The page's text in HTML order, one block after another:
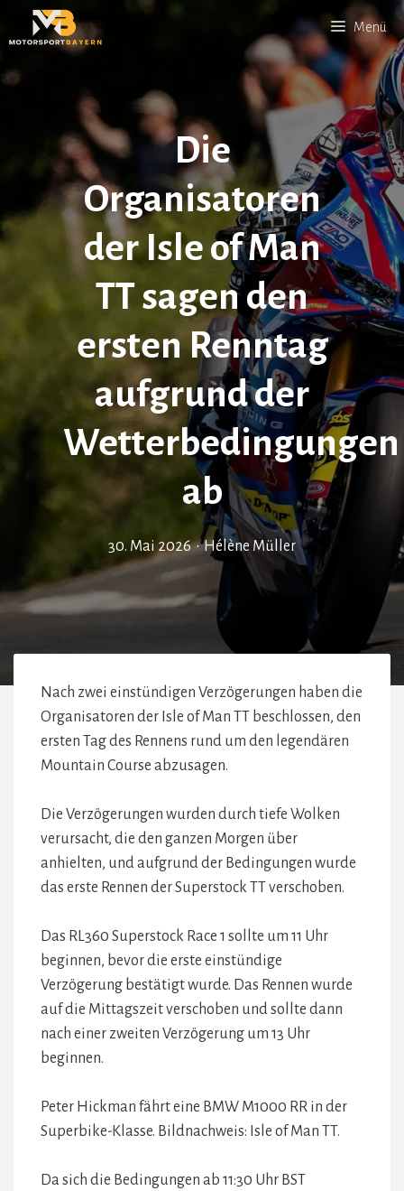
Inhalt
Menü
Die
Organisatoren
der Isle of Man
TT sagen den
ersten Renntag
aufgrund der
Wetterbedingungen
ab
30. Mai 2026 • Hélène Müller
Nach zwei einstündigen Verzögerungen haben die
Organisatoren der Isle of Man TT beschlossen, den
ersten Tag des Rennens rund um den legendären
Mountain Course abzusagen.
Die Verzögerungen wurden durch tiefe Wolken
verursacht, die den ganzen Morgen über
anhielten, und aufgrund der Bedingungen wurde
das erste Rennen der Superstock TT verschoben.
Das RL360 Superstock Race 1 sollte um 11 Uhr
beginnen, bevor die erste einstündige
Verzögerung bestätigt wurde. Das Rennen wurde
auf die Mittagszeit verschoben und sollte dann
nach einer zweiten Verzögerung um 13 Uhr
beginnen.
Peter Hickman fährt eine BMW M1000 RR in der
Superbike-Klasse. Bildnachweis: Isle of Man TT.
Da sich die Bedingungen ab 11:30 Uhr BST